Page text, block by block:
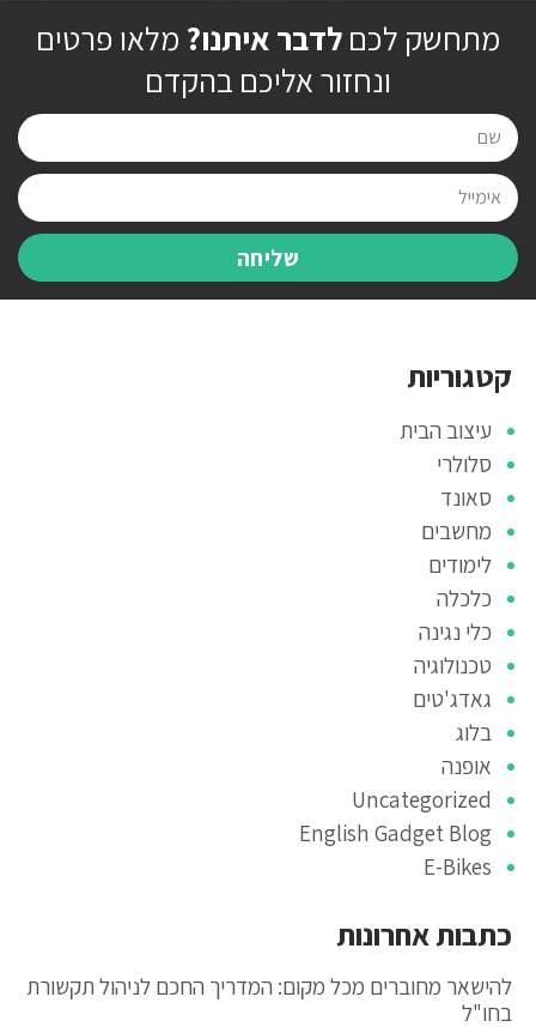
מתחשק לכםלדבר איתנו?מלאו פרטים
ונחזור אליכם בהקדם
שליחה
קטגוריות
עיצוב הבית
סלולרי
סאונד
מחשבים
לימודים
כלכלה
כלי נגינה
טכנולוגיה
גאדג'טים
בלוג
אופנה
Uncategorized
English Gadget Blog
E-Bikes
כתבות אחרונות
להישאר מחוברים מכל מקום: המדריך החכם לניהול תקשורת
בחו"ל